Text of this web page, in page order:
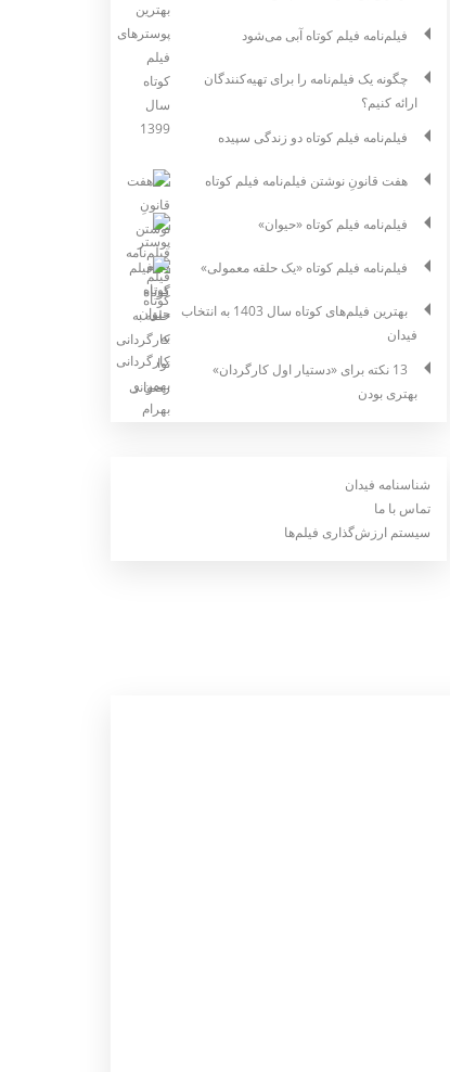
فیلم‌نامه فیلم کوتاه آبی می‌شود
چگونه یک فیلم‌نامه را برای تهیه‌کنندگان
ارائه کنیم؟
فیلم‌نامه فیلم کوتاه دو زندگی سپیده
هفت قانونِ نوشتن فیلم‌نامه فیلم کوتاه
فیلم‌نامه فیلم کوتاه «حیوان»
فیلم‌نامه فیلم کوتاه «یک حلقه معمولی»
بهترین فیلم‌های کوتاه سال 1403 به انتخاب
فیدان
13 نکته برای «دستیار اول کارگردان»
بهتری بودن
شناسنامه فیدان
تماس با ما
سیستم ارزش‌گذاری فیلم‌ها